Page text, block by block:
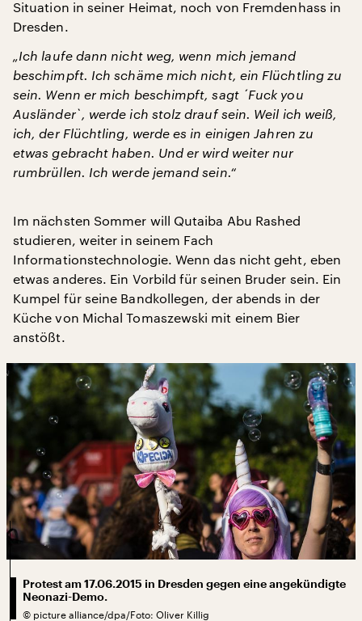
Situation in seiner Heimat, noch von Fremdenhass in
Dresden.
„Ich laufe dann nicht weg, wenn mich jemand
beschimpft. Ich schäme mich nicht, ein Flüchtling zu
sein. Wenn er mich beschimpft, sagt ´Fuck you
Ausländer`, werde ich stolz drauf sein. Weil ich weiß,
ich, der Flüchtling, werde es in einigen Jahren zu
etwas gebracht haben. Und er wird weiter nur
rumbrüllen. Ich werde jemand sein.“
Im nächsten Sommer will Qutaiba Abu Rashed
studieren, weiter in seinem Fach
Informationstechnologie. Wenn das nicht geht, eben
etwas anderes. Ein Vorbild für seinen Bruder sein. Ein
Kumpel für seine Bandkollegen, der abends in der
Küche von Michal Tomaszewski mit einem Bier
anstößt.
Protest am 17.06.2015 in Dresden gegen eine angekündigte
Neonazi-Demo.
© picture alliance/dpa/Foto: Oliver Killig